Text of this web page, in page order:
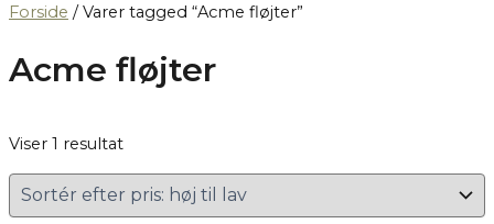
Forside / Varer tagged “Acme fløjter”
Acme fløjter
Viser 1 resultat